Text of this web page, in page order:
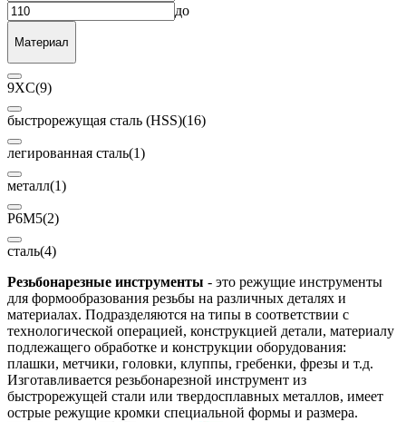
до
Материал
9XC(9)
быстрорежущая сталь (HSS)(16)
легированная сталь(1)
металл(1)
Р6М5(2)
сталь(4)
Резьбонарезные инструменты - это режущие инструменты
для формообразования резьбы на различных деталях и
материалах. Подразделяются на типы в соответствии с
технологической операцией, конструкцией детали, материалу
подлежащего обработке и конструкции оборудования:
плашки, метчики, головки, клуппы, гребенки, фрезы и т.д.
Изготавливается резьбонарезной инструмент из
быстрорежущей стали или твердосплавных металлов, имеет
острые режущие кромки специальной формы и размера.